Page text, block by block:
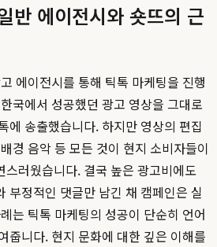
반 에이전시와 숏뜨의 근
에이전시를 통해 틱톡 마케팅을 진행
국에서 성공했던 광고 영상을 그대로
에 송출했습니다. 하지만 영상의 편집
경 음악 등 모든 것이 현지 소비자들이
러웠습니다. 결국 높은 광고비에도
부정적인 댓글만 남긴 채 캠페인은 실
는 틱톡 마케팅의 성공이 단순히 언어
줍니다. 현지 문화에 대한 깊은 이해를